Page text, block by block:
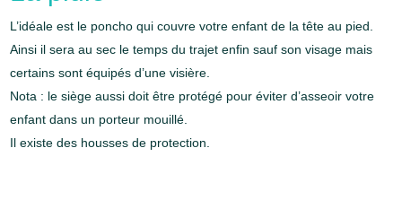
L’idéale est le poncho qui couvre votre enfant de la tête au pied.
Ainsi il sera au sec le temps du trajet enfin sauf son visage mais
certains sont équipés d’une visière.
Nota : le siège aussi doit être protégé pour éviter d’asseoir votre
enfant dans un porteur mouillé.
Il existe des housses de protection.